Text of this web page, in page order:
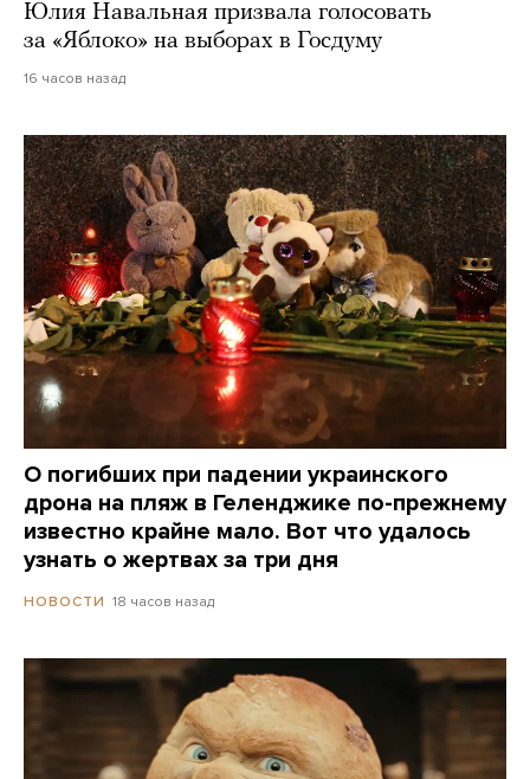
Юлия Навальная призвала голосовать
за «Яблоко» на выборах в Госдуму
16 часов назад
О погибших при падении украинского
дрона на пляж в Геленджике по-прежнему
известно крайне мало. Вот что удалось
узнать о жертвах за три дня
НОВОСТИ 18 часов назад